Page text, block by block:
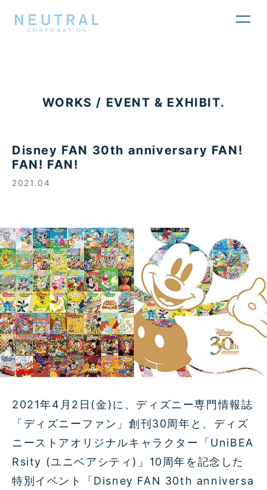
WORKS / EVENT & EXHIBIT.
Disney FAN 30th anniversary FAN!
FAN! FAN!
2021.04
2021年4月2日(金)に、ディズニー専門情報誌
「ディズニーファン」創刊30周年と、ディズ
ニーストアオリジナルキャラクター「UniBEA
Rsity (ユニベアシティ)」10周年を記念した
特別イベント「Disney FAN 30th anniversa